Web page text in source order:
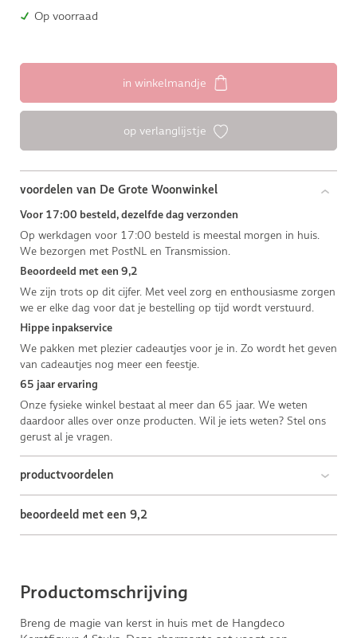
Op voorraad
in winkelmandje
op verlanglijstje
voordelen van De Grote Woonwinkel
Voor 17:00 besteld, dezelfde dag verzonden
Op werkdagen voor 17:00 besteld is meestal morgen in huis.
We bezorgen met PostNL en Transmission.
Beoordeeld met een 9,2
We zijn trots op dit cijfer. Met veel zorg en enthousiasme zorgen
we er elke dag voor dat je bestelling op tijd wordt verstuurd.
Hippe inpakservice
We pakken met plezier cadeautjes voor je in. Zo wordt het geven
van cadeautjes nog meer een feestje.
65 jaar ervaring
Onze fysieke winkel bestaat al meer dan 65 jaar. We weten
daardoor alles over onze producten. Wil je iets weten? Stel ons
gerust al je vragen.
productvoordelen
beoordeeld met een 9,2
Productomschrijving
Breng de magie van kerst in huis met de Hangdeco